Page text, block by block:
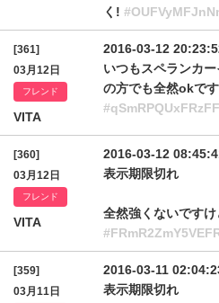
く!
[361]
03月12日
フレンド
VITA
2016-03-12
いつもスペランカ
の方でも全然okで
#qSmRPQUxFRzFF
[360]
03月12日
フレンド
VITA
2016-03-12
表示期限切れ
全然強くないです
[359]
03月11日
2016-03-11
表示期限切れ